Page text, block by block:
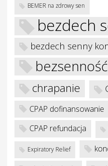
BEMER na zdrowy sen
bezdech
bezdech senny
bezsenność
chrapanie
CPAP dofinansowanie
CPAP refundacja
Expiratory Relief